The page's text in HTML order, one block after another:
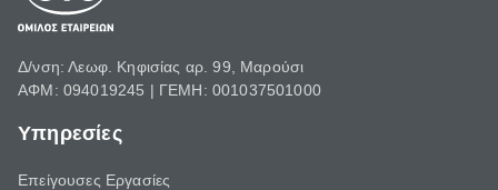
Δ/νση: Λεωφ. Κηφισίας αρ. 99, Μαρούσι
ΑΦΜ: 094019245 | ΓΕΜΗ: 001037501000
Υπηρεσίες
Επείγουσες Εργασίες